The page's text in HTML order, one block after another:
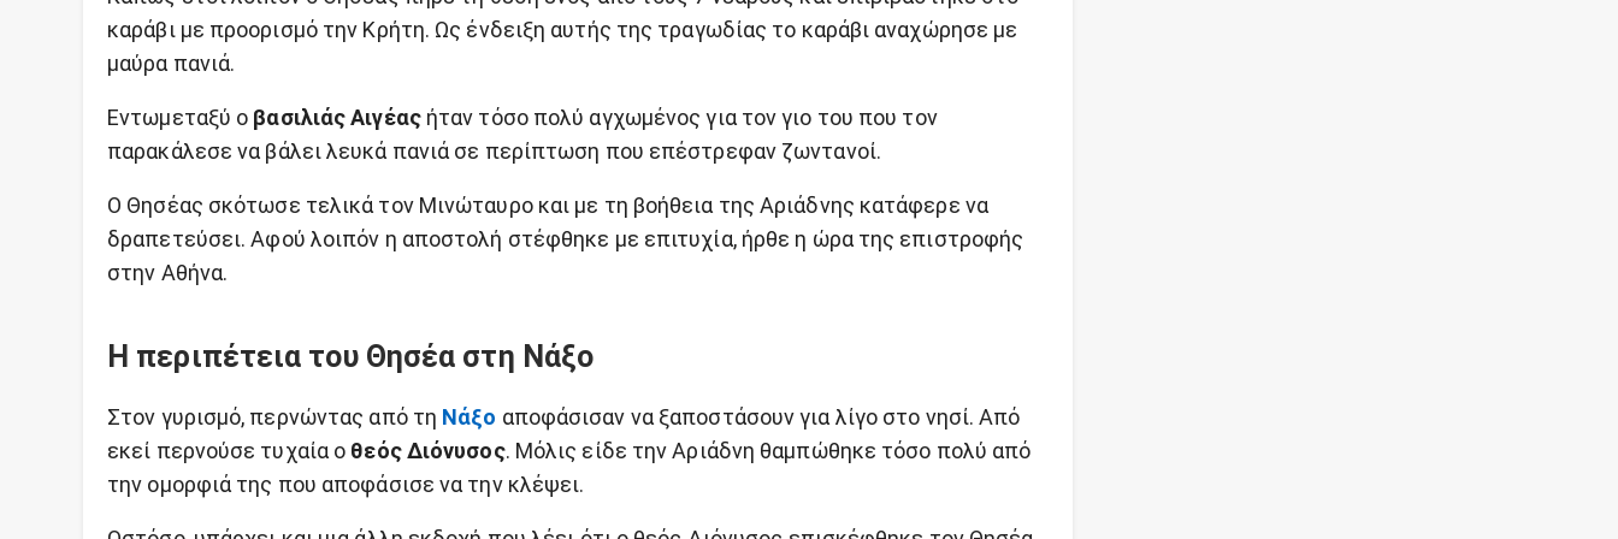
καράβι με προορισμό την Κρήτη. Ως ένδειξη αυτής της τραγωδίας το καράβι αναχώρησε με
μαύρα πανιά.
Εντωμεταξύ ο βασιλιάς Αιγέαςήταν τόσο πολύ αγχωμένος για τον γιο του που τον
παρακάλεσε να βάλει λευκά πανιά σε περίπτωση που επέστρεφαν ζωντανοί.
Ο Θησέας σκότωσε τελικά τον Μινώταυρο και με τη βοήθεια της Αριάδνης κατάφερε να
δραπετεύσει. Αφού λοιπόν η αποστολή στέφθηκε με επιτυχία, ήρθε η ώρα της επιστροφής
στην Αθήνα.
Η περιπέτεια του Θησέα στη Νάξο
Στον γυρισμό, περνώντας από τη Νάξο αποφάσισαν να ξαποστάσουν για λίγο στο νησί. Από
εκεί περνούσε τυχαία ο θεός Διόνυσος. Μόλις είδε την Αριάδνη θαμπώθηκε τόσο πολύ από
την ομορφιά της που αποφάσισε να την κλέψει.